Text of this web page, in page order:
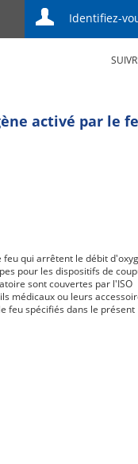
Identifiez-
activé par le
qui arrêtent le débit
pour les dispositifs de
sont couvertes par l'ISO
médicaux ou leurs
feu spécifiés dans le présent
sur toute exigence en
figurant dans la